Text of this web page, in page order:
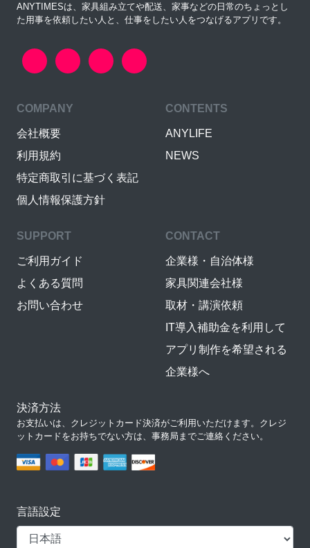
ANYTIMESは、家具組み立てや配送、家事などの日常のちょっとし
た用事を依頼したい人と、仕事をしたい人をつなげるアプリです。
COMPANY
会社概要
利用規約
特定商取引に基づく表記
個人情報保護方針
CONTENTS
ANYLIFE
NEWS
SUPPORT
ご利用ガイド
よくある質問
お問い合わせ
CONTACT
企業様・自治体様
家具関連会社様
取材・講演依頼
IT導入補助金を利用して
アプリ制作を希望される
企業様へ
決済方法
お支払いは、クレジットカード決済がご利用いただけます。クレジ
ットカードをお持ちでない方は、事務局までご連絡ください。
言語設定